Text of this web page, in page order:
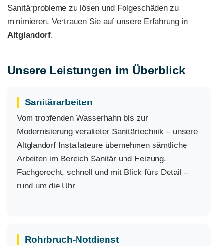
Sanitärprobleme zu lösen und Folgeschäden zu
minimieren. Vertrauen Sie auf unsere Erfahrung in
Altglandorf.
Unsere Leistungen im Überblick
Sanitärarbeiten
Vom tropfenden Wasserhahn bis zur
Modernisierung veralteter Sanitärtechnik – unsere
Altglandorf Installateure übernehmen sämtliche
Arbeiten im Bereich Sanitär und Heizung.
Fachgerecht, schnell und mit Blick fürs Detail –
rund um die Uhr.
Rohrbruch-Notdienst